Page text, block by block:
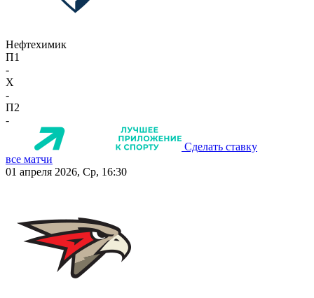
Нефтехимик
П1
-
X
-
П2
-
Сделать ставку
все матчи
01 апреля 2026, Ср, 16:30